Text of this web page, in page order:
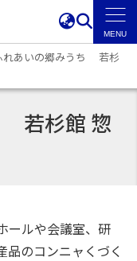
れあいの郷みうち 若杉
若杉館 惣
ールや会議室、研
品のコンニャくづく